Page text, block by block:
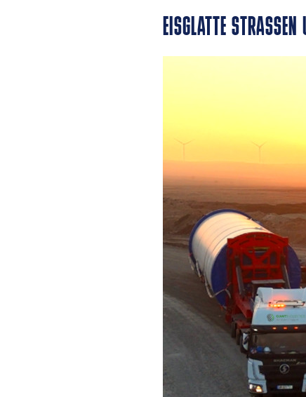
EISGLATTE